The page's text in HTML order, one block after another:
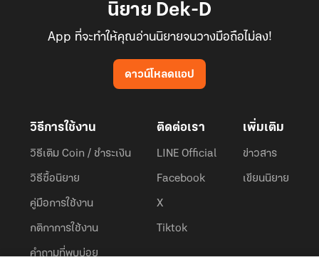
นิยาย Dek-D
App ที่จะทำให้คุณอ่านนิยายจนวางมือถือไม่ลง!
ดาวน์โหลดแอป
วิธีการใช้งาน
วิธีเติม Coin / ชำระเงิน
วิธีซื้อนิยาย
คู่มือการใช้งาน
กติกาการใช้งาน
คำถามที่พบบ่อย
ติดต่อเรา
LINE Official
Facebook
X
Tiktok
เพิ่มเติม
ข่าวสาร
เขียนนิยาย